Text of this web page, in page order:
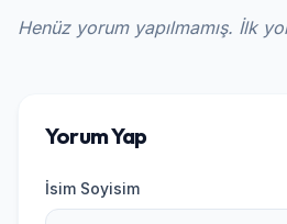
Henüz yorum yapılmamış. İlk
Yorum Yap
İsim Soyisim